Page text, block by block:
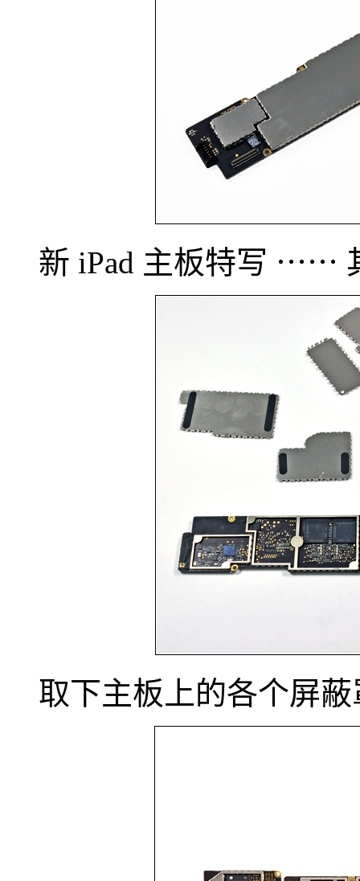
新 iPad 主板特写 ⋯⋯
取下主板上的各个屏蔽